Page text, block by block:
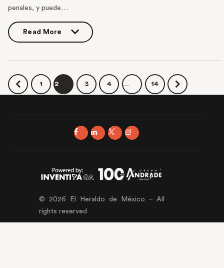
penales, y puede…
Read More
1 2 3 4 … 14
© 2026 El Heraldo de México – All
rights reserved